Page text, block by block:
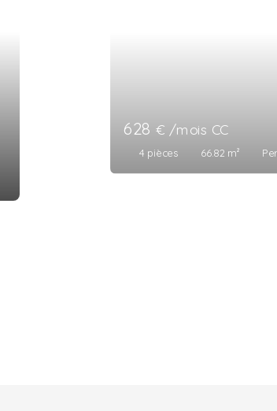
628 € /mois CC
4 pièces 66.82 m²